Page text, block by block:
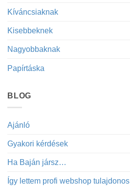
Kíváncsiaknak
Kisebbeknek
Nagyobbaknak
Papírtáska
BLOG
Ajánló
Gyakori kérdések
Ha Baján jársz…
Így lettem profi webshop tulajdonos